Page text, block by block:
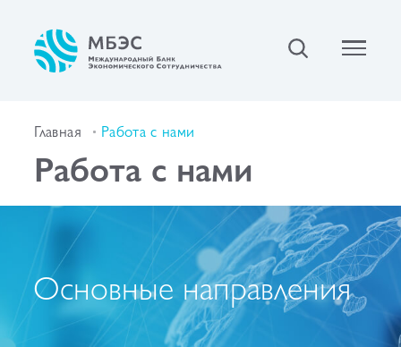
Главная Работа с нами
Работа с нами
Основные направления